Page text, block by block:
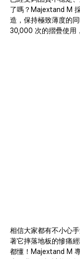
了嗎？Majextand M
造，保持極致薄度的
30,000 次的摺疊使用
相信大家都有不小心
著它摔落地板的慘痛
都懂！Majextand M